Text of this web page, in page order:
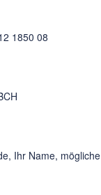
1850 08
Ihr Name, mögliche